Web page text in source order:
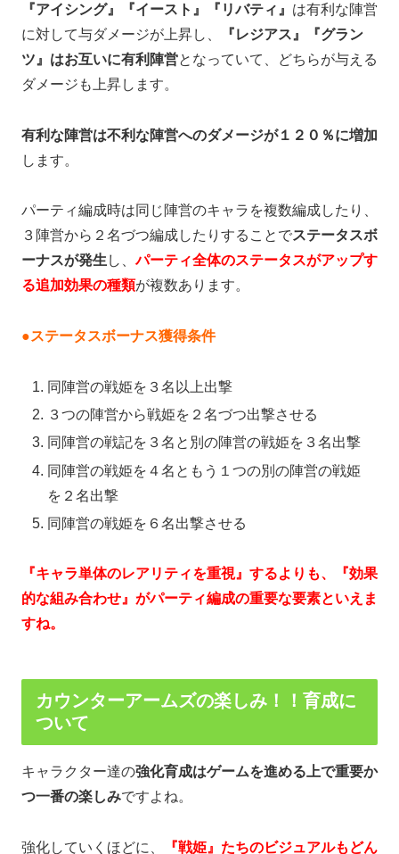
『アイシング』『イースト』『リバティ』 は有利な陣営
に対して与ダメージが上昇し、
『レジアス』『グラン
ツ』はお互いに有利陣営となっていて、どちらが与える
ダメージも上昇します。
有利な陣営は不利な陣営へのダメージが１２０％に増加
します。
パーティ編成時は同じ陣営のキャラを複数編成したり、
３陣営から２名づつ編成したりすることでステータスボ
ーナスが発生 し、パーティ全体のステータスがアップす
る追加効果の種類が複数あります。
●ステータスボーナス獲得条件
同陣営の戦姫を３名以上出撃
３つの陣営から戦姫を２名づつ出撃させる
同陣営の戦記を３名と別の陣営の戦姫を３名出撃
同陣営の戦姫を４名ともう１つの別の陣営の戦姫
を２名出撃
同陣営の戦姫を６名出撃させる
『キャラ単体のレアリティを重視』するよりも、『効果
的な組み合わせ』がパーティ編成の重要な要素といえま
すね。
カウンターアームズの楽しみ！！育成に
ついて
キャラクター達の強化育成はゲームを進める上で重要か
つ一番の楽しみですよね。
強化していくほどに、 『戦姫』たちのビジュアルもどん